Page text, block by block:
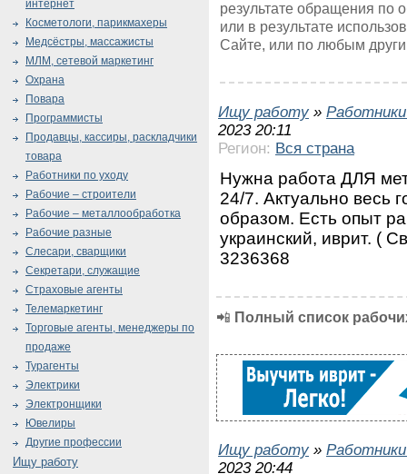
результате обращения
или в результате
Сайте, или по любым
Ищу работу »
2023 20:11
Регион: Вся страна
Нужна работа ДЛЯ
24/7. Актуально весь
образом. Есть опыт
украинский, иврит. (
3236368
📲 Полный список
Ищу работу »
2023 20:44
интернет
Косметологи, парикмахеры
Медсёстры, массажисты
МЛМ, сетевой маркетинг
Охрана
Повара
Программисты
Продавцы, кассиры, раскладчики
товара
Работники по уходу
Рабочие – строители
Рабочие – металлообработка
Рабочие разные
Слесари, сварщики
Секретари, служащие
Страховые агенты
Телемаркетинг
Торговые агенты, менеджеры по
продаже
Турагенты
Электрики
Электронщики
Ювелиры
Другие профессии
Ищу работу